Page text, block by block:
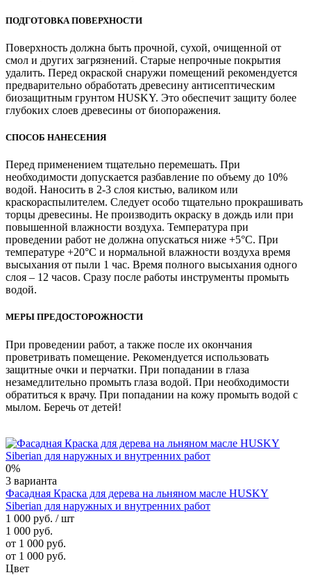
ПОДГОТОВКА ПОВЕРХНОСТИ
Поверхность должна быть прочной, сухой, очищенной от
смол и других загрязнений. Старые непрочные покрытия
удалить. Перед окраской снаружи помещений рекомендуется
предварительно обработать древесину антисептическим
биозащитным грунтом HUSKY. Это обеспечит защиту более
глубоких слоев древесины от биопоражения.
СПОСОБ НАНЕСЕНИЯ
Перед применением тщательно перемешать. При
необходимости допускается раз­бав­ление по объему до 10%
водой. Наносить в 2-3 слоя кистью, валиком или
краскораспылителем. Следует особо тщательно прокрашивать
торцы древесины. Не производить окрас­ку в дождь или при
повышенной влажности воздуха. Температура при
проведении работ не должна опускаться ниже +5°С. При
температуре +20°С и нормальной влажности воздуха время
высыхания от пыли 1 час. Время полного высыхания одного
слоя – 12 часов. Сразу после работы инструменты промыть
водой.
МЕРЫ ПРЕДОСТОРОЖНОСТИ
При проведении работ, а также после их окончания
проветривать помещение. Рекомендуется использовать
защитные очки и перчатки. При попадании в глаза
незамедлительно промыть глаза водой. При необходимости
обратиться к врачу. При попадании на кожу промыть водой с
мылом. Беречь от детей!
0%
3 варианта
Фасадная Краска для дерева на льняном масле HUSKY
Siberian для наружных и внутренних работ
1 000 руб. / шт
1 000 руб.
от 1 000 руб.
от 1 000 руб.
Цвет